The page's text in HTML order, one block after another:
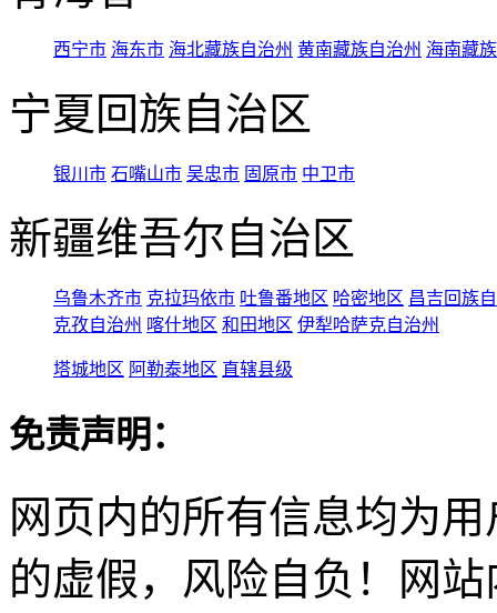
西宁市 海东市 海北藏族自治州 黄南藏族自治州 海南藏
宁夏回族自治区
银川市 石嘴山市 吴忠市 固原市 中卫市
新疆维吾尔自治区
乌鲁木齐市 克拉玛依市 吐鲁番地区 哈密地区 昌吉回族
克孜自治州 喀什地区 和田地区 伊犁哈萨克自治州
塔城地区 阿勒泰地区 直辖县级
免责声明：
网页内的所有信息均为
的虚假，风险自负！网